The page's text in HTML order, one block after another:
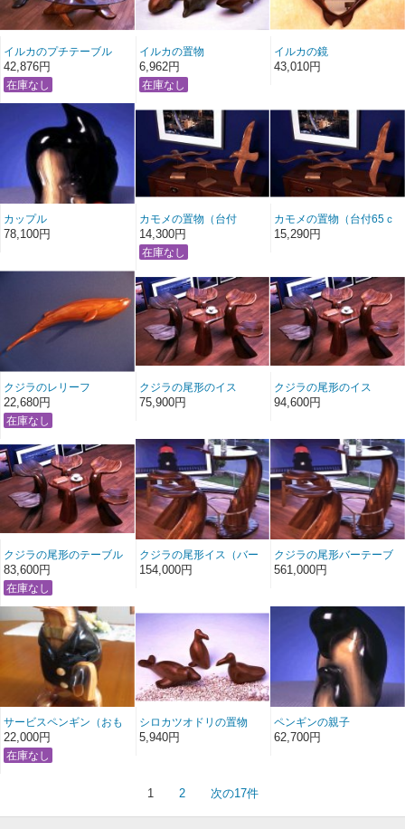
イルカのプチテーブル
42,876円
イルカの置物
6,962円
イルカの鏡
43,010円
カップル
78,100円
カモメの置物（台付
59�）
14,300円
カモメの置物（台付65ｃ
ｍ）
15,290円
クジラのレリーフ
22,680円
クジラの尾形のイス
（低）
75,900円
クジラの尾形のイス
（高）
94,600円
クジラの尾形のテーブル
83,600円
クジラの尾形イス（バー
テーブル用）
154,000円
クジラの尾形バーテーブ
ル
561,000円
サービスペンギン（おも
てなし）
22,000円
シロカツオドリの置物
5,940円
ペンギンの親子
62,700円
1 2 次の17件